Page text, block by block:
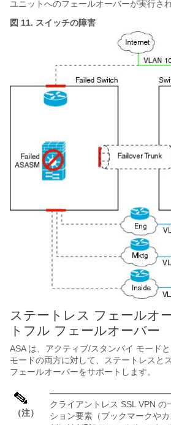
ユニットへのフェールオーバーが実行され
図 11. スイッチの障害
ステートレス フェールオ
トフル フェールオーバー
ASA は、アクティブ/スタンバイ モード
モードの両方に対して、ステートレスと
フェールオーバーをサポートします。
（注）
クライアントレス SSL VPN の
ション要素（ブックマークや